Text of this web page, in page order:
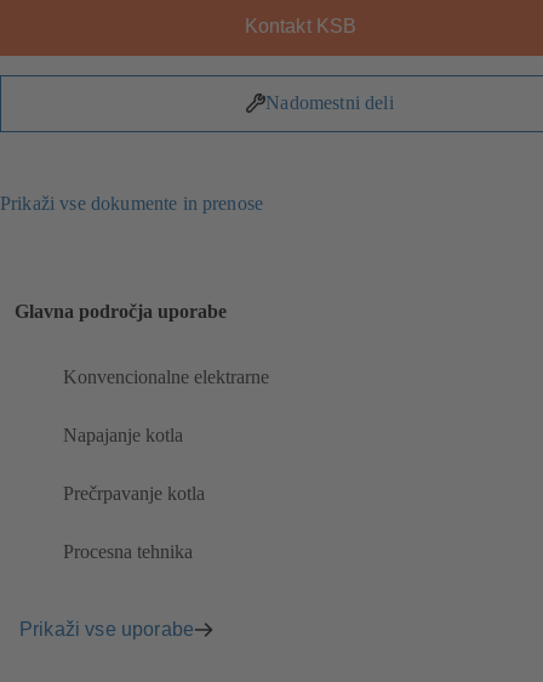
Kontakt KSB
Nadomestni deli
Prikaži vse dokumente in prenose
Glavna področja uporabe
Konvencionalne elektrarne
Napajanje kotla
Prečrpavanje kotla
Procesna tehnika
Prikaži vse uporabe